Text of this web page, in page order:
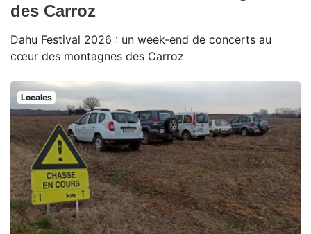
des Carroz
Dahu Festival 2026 : un week-end de concerts au
cœur des montagnes des Carroz
Locales